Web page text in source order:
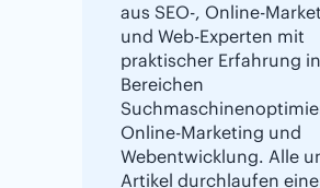
aus SEO-, Online-
und Web-Experten mit
praktischer Erfahrung
Bereichen
Online-Marketing und
Webentwicklung. Alle
Artikel durchlaufen